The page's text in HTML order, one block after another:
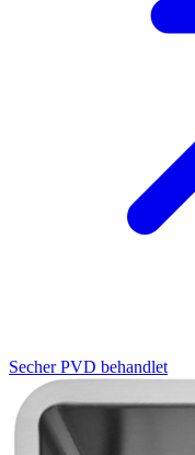
SecherPVD behandlet